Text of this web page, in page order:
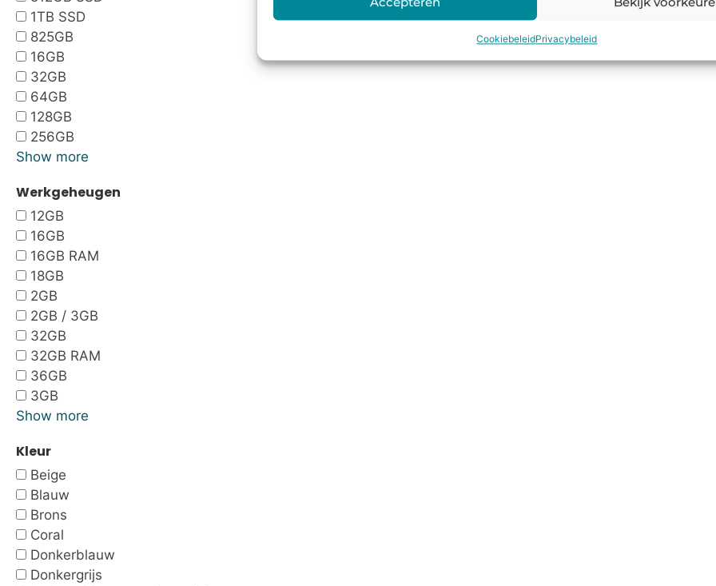
CookiebeleidPrivacybeleid
1TB SSD
825GB
16GB
32GB
64GB
128GB
256GB
Show more
Werkgeheugen
12GB
16GB
16GB RAM
18GB
2GB
2GB / 3GB
32GB
32GB RAM
36GB
3GB
Show more
Kleur
Beige
Blauw
Brons
Coral
Donkerblauw
Donkergrijs